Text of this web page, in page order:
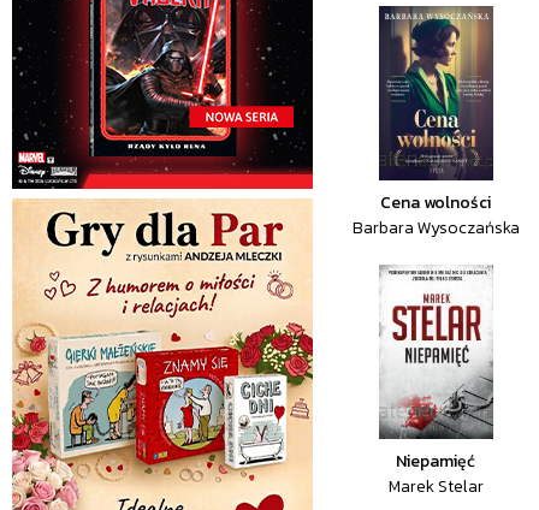
Cena wolności
Barbara Wysoczańska
Niepamięć
Marek Stelar